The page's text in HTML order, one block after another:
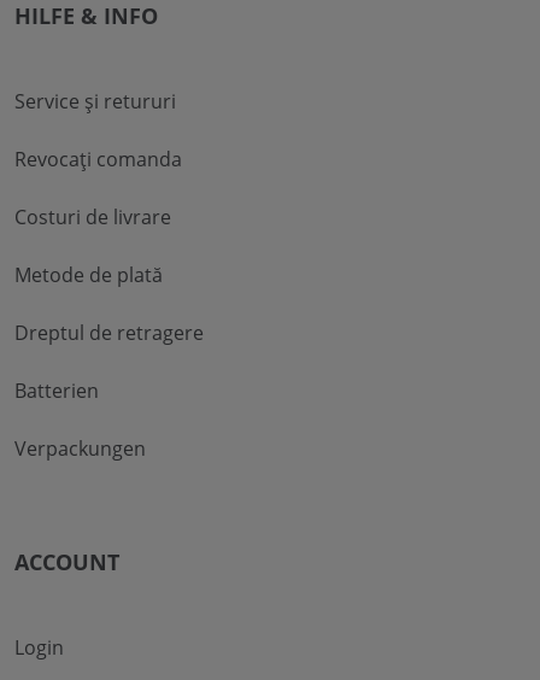
HILFE & INFO
Service și retururi
Revocați comanda
Costuri de livrare
Metode de plată
Dreptul de retragere
Batterien
Verpackungen
ACCOUNT
Login